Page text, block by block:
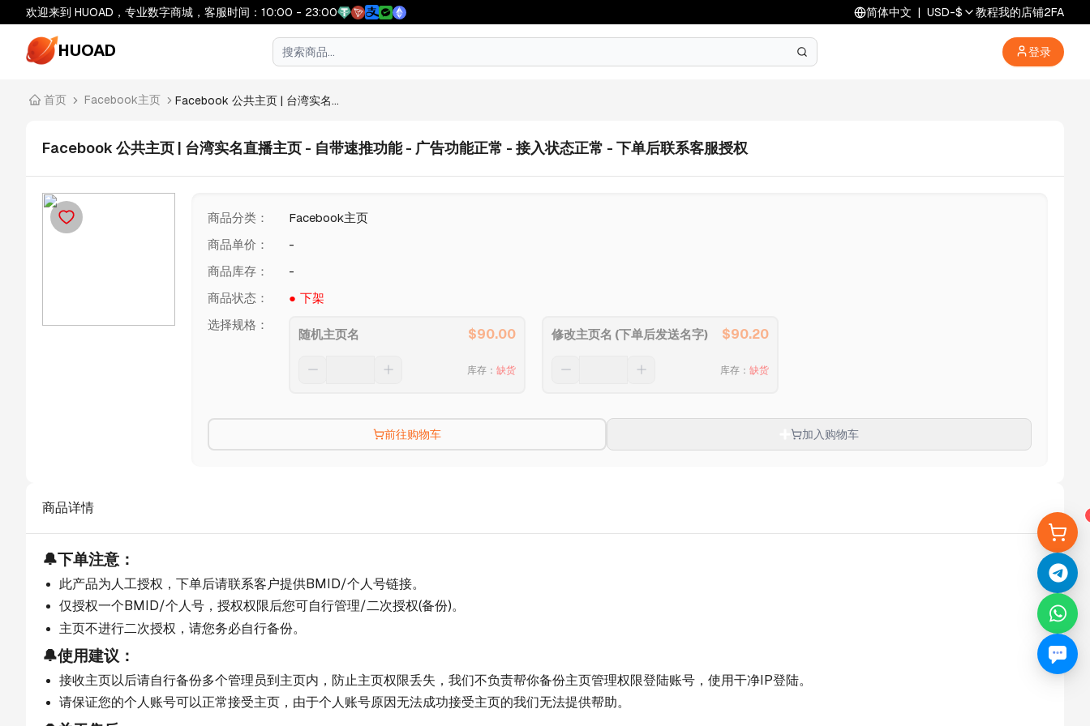
欢迎来到 HUOAD，专业数字商城，客服时间：10:00 - 23:00 简体中文 | USD-$ 教程我的店铺2FA
HUOAD 登录
首页 Facebook主页 Facebook 公共主页 | 台湾实名...
Facebook 公共主页 | 台湾实名直播主页 - 自带速推功能 - 广告功能正常 - 接入状态正常 - 下单后联系客服授权
商品分类 ：
Facebook主页
商品单价 ：
-
商品库存 ：
-
商品状态 ：
下架
选择规格 ：
随机主页名 $90.00
库存 ： 缺货
修改主页名 (下单后发送名字) $90.20
库存 ： 缺货
前往购物车 加入购物车
商品详情
🔔下单注意：
此产品为人工授权，下单后请联系客户提供BMID/个人号链接。
仅授权一个BMID/个人号，授权权限后您可自行管理/二次授权(备份)。
主页不进行二次授权，请您务必自行备份。
🔔使用建议：
接收主页以后请自行备份多个管理员到主页内，防止主页权限丢失，我们不负责帮你备份主页管理权限登陆账号，使用干净IP登陆。
请保证您的个人账号可以正常接受主页，由于个人账号原因无法成功接受主页的我们无法提供帮助。